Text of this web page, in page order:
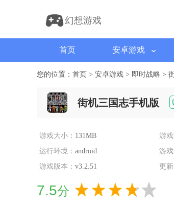
幻想游戏
首页 安卓游戏
您的位置： 首页 > 安卓游戏 > 即时战略 >
街机三国志手机版
游戏大小： 131MB 游戏
运行环境： android 游戏
游戏版本： v3.2.51 更
7.5分